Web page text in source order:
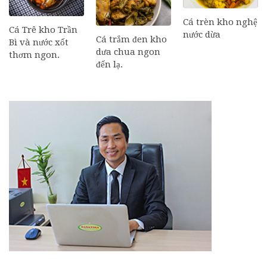
Cá Trê kho Trần
Bì và nước xốt
thơm ngon.
Cá trắm đen kho
dưa chua ngon
đến lạ.
Cá trèn kho nghệ
nước dừa